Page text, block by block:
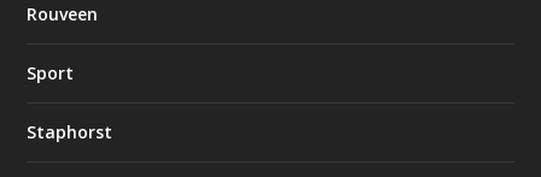
Rouveen
Sport
Staphorst